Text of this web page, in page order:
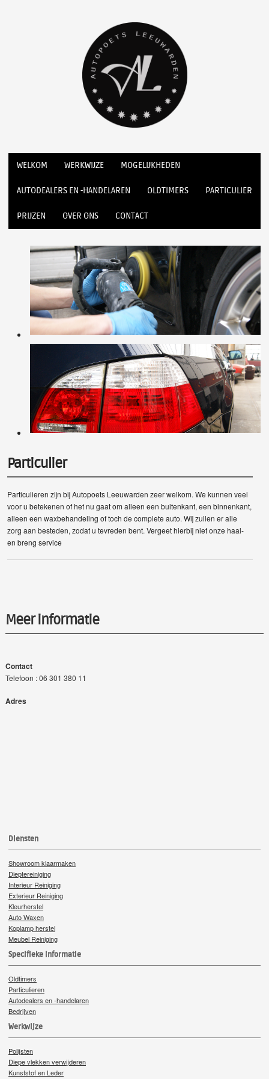
WELKOM WERKWIJZE MOGELIJKHEDEN
AUTODEALERS EN -HANDELAREN OLDTIMERS PARTICULIER
PRIJZEN OVER ONS CONTACT
Particulier
Particulieren zijn bij Autopoets Leeuwarden zeer welkom. We kunnen veel
voor u betekenen of het nu gaat om alleen een buitenkant, een binnenkant,
alleen een waxbehandeling of toch de complete auto. Wij zullen er alle
zorg aan besteden, zodat u tevreden bent. Vergeet hierbij niet onze haal-
en breng service
Meer informatie
Contact
Telefoon : 06 301 380 11
Adres
Diensten
Showroom klaarmaken
Dieptereiniging
Interieur Reiniging
Exterieur Reiniging
Kleurherstel
Auto Waxen
Koplamp herstel
Meubel Reiniging
Specifieke Informatie
Oldtimers
Particulieren
Autodealers en -handelaren
Bedrijven
Werkwijze
Polijsten
Diepe vlekken verwijderen
Kunststof en Leder